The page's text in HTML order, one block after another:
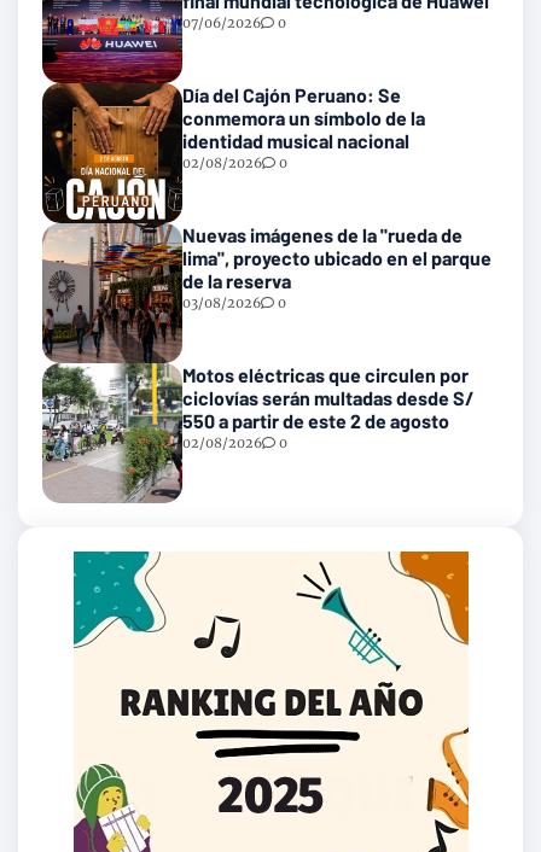
07/06/2026 0
Día del Cajón Peruano: Se
conmemora un símbolo de la
identidad musical nacional
02/08/2026 0
Nuevas imágenes de la "rueda de
lima", proyecto ubicado en el parque
de la reserva
03/08/2026 0
Motos eléctricas que circulen por
ciclovías serán multadas desde S/
550 a partir de este 2 de agosto
02/08/2026 0